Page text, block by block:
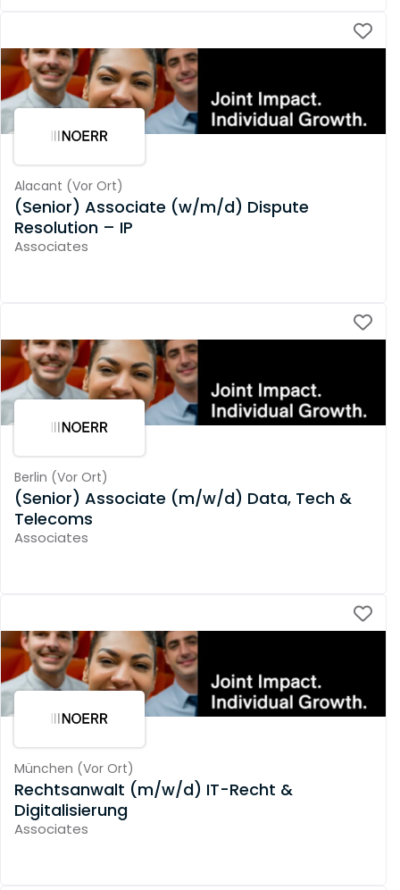
Alacant (Vor Ort)
(Senior) Associate (w/m/d) Dispute
Resolution – IP
Associates
Berlin (Vor Ort)
(Senior) Associate (m/w/d) Data, Tech &
Telecoms
Associates
München (Vor Ort)
Rechtsanwalt (m/w/d) IT-Recht &
Digitalisierung
Associates